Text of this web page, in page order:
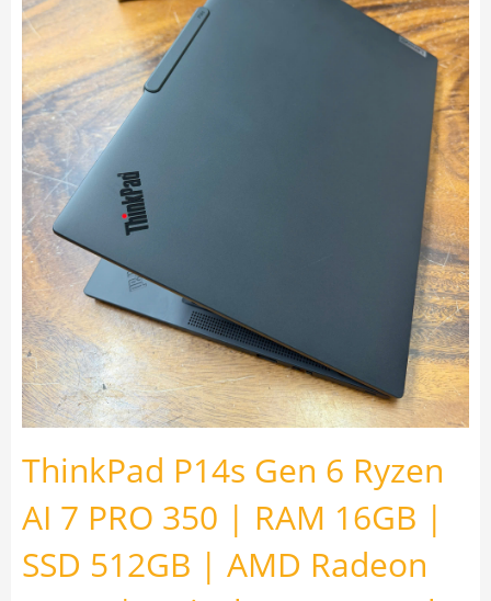
ThinkPad P14s Gen 6 Ryzen
AI 7 PRO 350 | RAM 16GB |
SSD 512GB | AMD Radeon